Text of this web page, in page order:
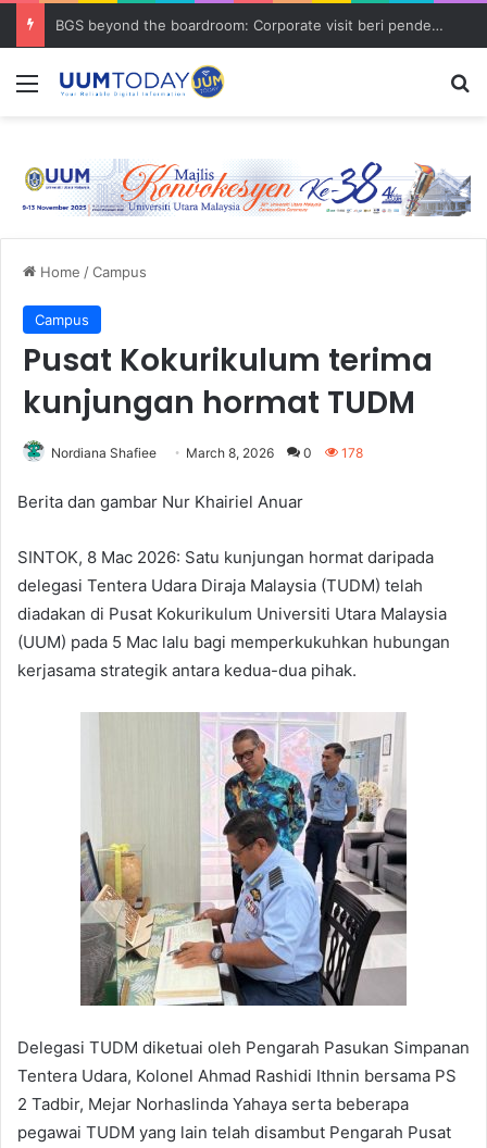
BGS beyond the boardroom: Corporate visit beri pendedahan dunia korporat kepada PELAJAR UUM
Menu
Home /Campus
Campus
Pusat Kokurikulum terima
kunjungan hormat TUDM
Nordiana Shafiee March 8, 2026 0 178
Berita dan gambar Nur Khairiel Anuar
SINTOK, 8 Mac 2026: Satu kunjungan hormat daripada
delegasi Tentera Udara Diraja Malaysia (TUDM) telah
diadakan di Pusat Kokurikulum Universiti Utara Malaysia
(UUM) pada 5 Mac lalu bagi memperkukuhkan hubungan
kerjasama strategik antara kedua-dua pihak.
Delegasi TUDM diketuai oleh Pengarah Pasukan Simpanan
Tentera Udara, Kolonel Ahmad Rashidi Ithnin bersama PS
2 Tadbir, Mejar Norhaslinda Yahaya serta beberapa
pegawai TUDM yang lain telah disambut Pengarah Pusat